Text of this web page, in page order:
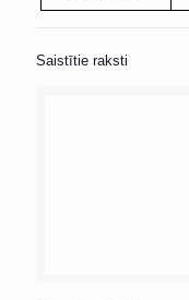
Saistītie raksti